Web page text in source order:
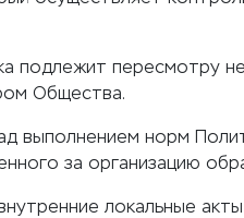
подлежит пересмотру
Общества.
выполнением норм
за организацию
локальные